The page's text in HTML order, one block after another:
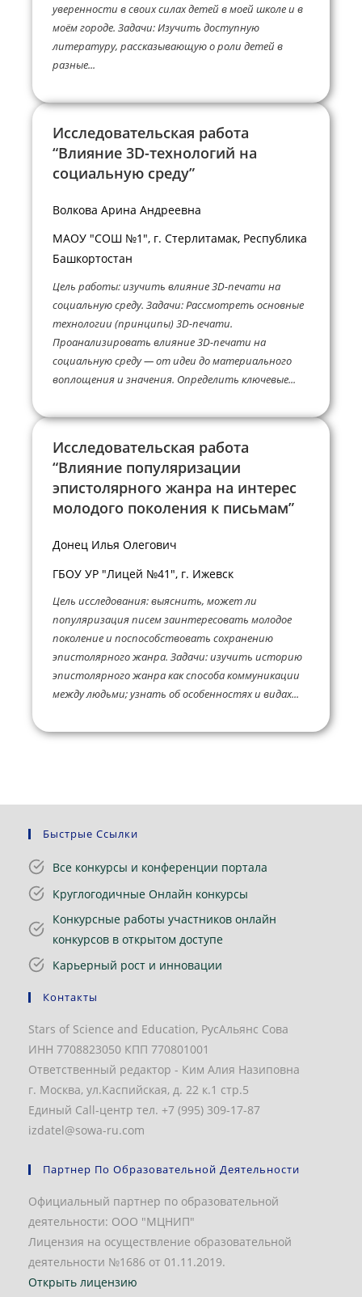
уверенности в своих силах детей в моей школе и в
моём городе. Задачи: Изучить доступную
литературу, рассказывающую о роли детей в
разные...
Исследовательская работа
“Влияние 3D-технологий на
социальную среду”
Волкова Арина Андреевна
МАОУ "СОШ №1", г. Стерлитамак, Республика
Башкортостан
Цель работы: изучить влияние 3D-печати на
социальную среду. Задачи: Рассмотреть основные
технологии (принципы) 3D-печати.
Проанализировать влияние 3D-печати на
социальную среду — от идеи до материального
воплощения и значения. Определить ключевые...
Исследовательская работа
“Влияние популяризации
эпистолярного жанра на интерес
молодого поколения к письмам”
Донец Илья Олегович
ГБОУ УР "Лицей №41", г. Ижевск
Цель исследования: выяснить, может ли
популяризация писем заинтересовать молодое
поколение и поспособствовать сохранению
эпистолярного жанра. Задачи: изучить историю
эпистолярного жанра как способа коммуникации
между людьми; узнать об особенностях и видах...
Быстрые Ссылки
Все конкурсы и конференции портала
Круглогодичные Онлайн конкурсы
Конкурсные работы участников онлайн
конкурсов в открытом доступе
Карьерный рост и инновации
Контакты
Stars of Science and Education, РусАльянс Сова
ИНН 7708823050 КПП 770801001
Ответственный редактор - Ким Алия Назиповна
г. Москва, ул.Каспийская, д. 22 к.1 стр.5
Единый Call-центр тел. +7 (995) 309-17-87
izdatel@sowa-ru.com
Партнер По Образовательной Деятельности
Официальный партнер по образовательной
деятельности: ООО "МЦНИП"
Лицензия на осуществление образовательной
деятельности №1686 от 01.11.2019.
Открыть лицензию